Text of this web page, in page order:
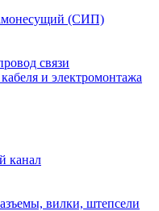
(СИП)
связи
и электромонтажа
канал
вилки, штепсели